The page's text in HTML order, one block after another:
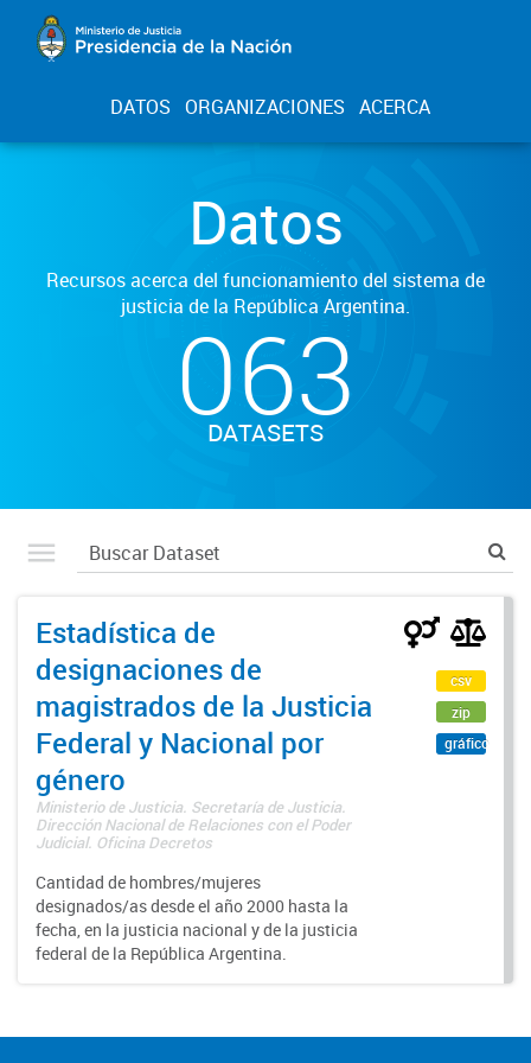
DATOS ORGANIZACIONES ACERCA
Datos
Recursos acerca del funcionamiento del sistema de
justicia de la República Argentina.
063
DATASETS
Estadística de
designaciones de
magistrados de la Justicia
Federal y Nacional por
género
Ministerio de Justicia. Secretaría de Justicia.
Dirección Nacional de Relaciones con el Poder
Judicial. Oficina Decretos
Cantidad de hombres/mujeres
designados/as desde el año 2000 hasta la
fecha, en la justicia nacional y de la justicia
federal de la República Argentina.
csv
zip
gráfico